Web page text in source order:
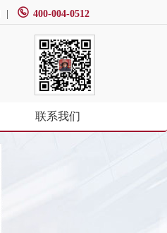
400-004-0512
联系我们